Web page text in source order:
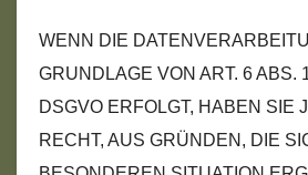
WENN DIE
GRUNDLAGE VON ART. 6 ABS.
DSGVO ERFOLGT, HABEN SIE
RECHT, AUS GRÜNDEN, DIE